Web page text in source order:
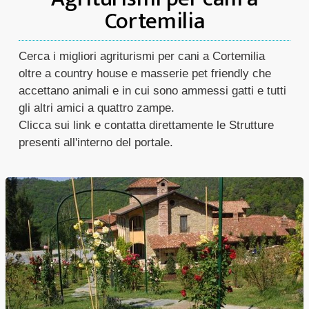
Cortemilia
Cerca i migliori agriturismi per cani a Cortemilia
oltre a country house e masserie pet friendly che
accettano animali e in cui sono ammessi gatti e tutti
gli altri amici a quattro zampe.
Clicca sui link e contatta direttamente le Strutture
presenti all'interno del portale.